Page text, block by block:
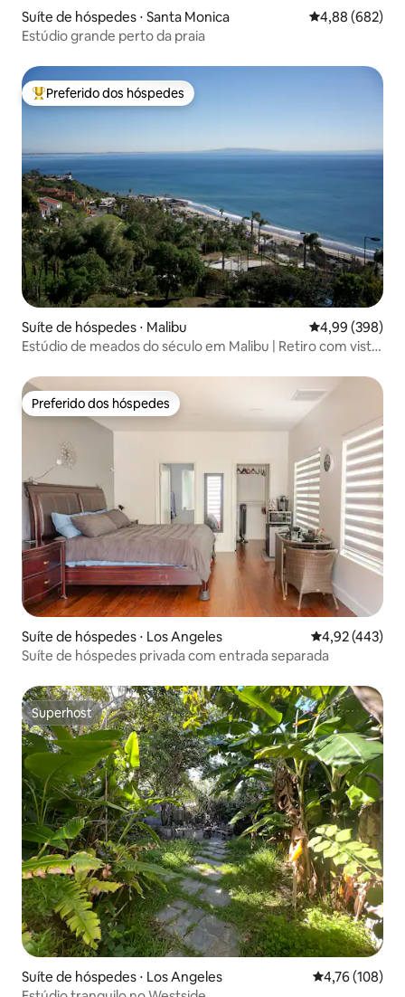
Suíte de hóspedes ⋅ Santa Monica 4,88 de uma
4,88 (682)
Estúdio grande perto da praia
Entre os melhores preferidos dos hóspedes
Preferido dos hóspedes
Suíte de hóspedes ⋅ Malibu 4,99 de uma
4,99 (398)
Estúdio de meados do século em Malibu | Retiro com vista
Preferido dos hóspedes
Preferido dos hóspedes
Suíte de hóspedes ⋅ Los Angeles 4,92 de uma
4,92 (443)
Suíte de hóspedes privada com entrada separada
Superhost
Superhost
Suíte de hóspedes ⋅ Los Angeles 4,76 de uma
4,76 (108)